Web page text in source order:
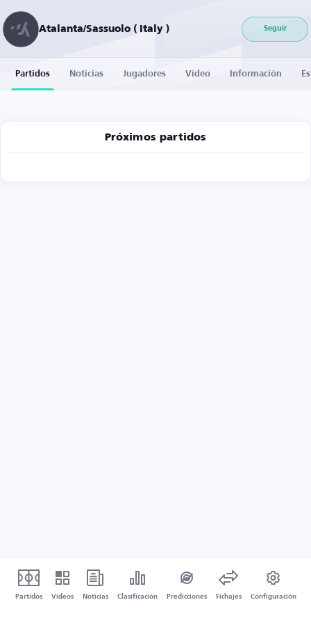
Atalanta/Sassuolo ( Italy ) Seguir
Partidos Noticias Jugadores Vídeo Información
Próximos partidos
Partidos Vídeos Noticias Clasificación Predicciones Fichajes Configuración